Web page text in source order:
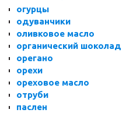
огурцы
одуванчики
оливковое масло
органический шоколад
орегано
орехи
ореховое масло
отруби
паслен